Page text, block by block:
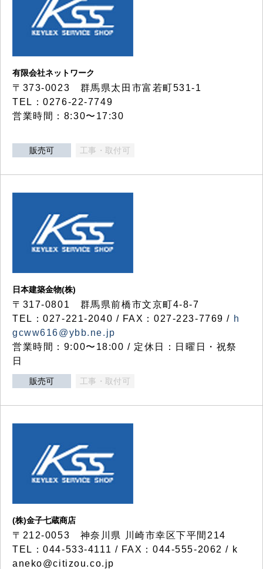
有限会社ネットワーク
〒373-0023 群馬県太田市富若町531-1
TEL：0276-22-7749
営業時間：8:30〜17:30
販売可 工事・取付可
日本建築金物(株)
〒317‐0801 群馬県前橋市文京町4-8-7
TEL：027-221-2040 / FAX：027-223-7769 / h
gcww616@ybb.ne.jp
営業時間：9:00〜18:00 / 定休日：日曜日・祝祭
日
販売可 工事・取付可
(株)金子七蔵商店
〒212-0053 神奈川県 川崎市幸区下平間214
TEL：044-533-4111 / FAX：044-555-2062 / k
aneko@citizou.co.jp